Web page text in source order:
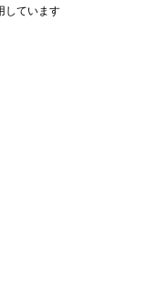
しています